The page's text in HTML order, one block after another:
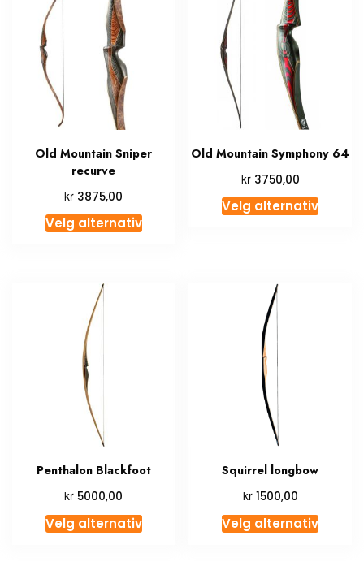
Old Mountain Sniper
recurve
kr 3875,00
Velg alternativ
Old Mountain Symphony 64
kr3750,00
Velg alternativ
Penthalon Blackfoot
kr 5000,00
Velg alternativ
Squirrel longbow
kr1500,00
Velg alternativ